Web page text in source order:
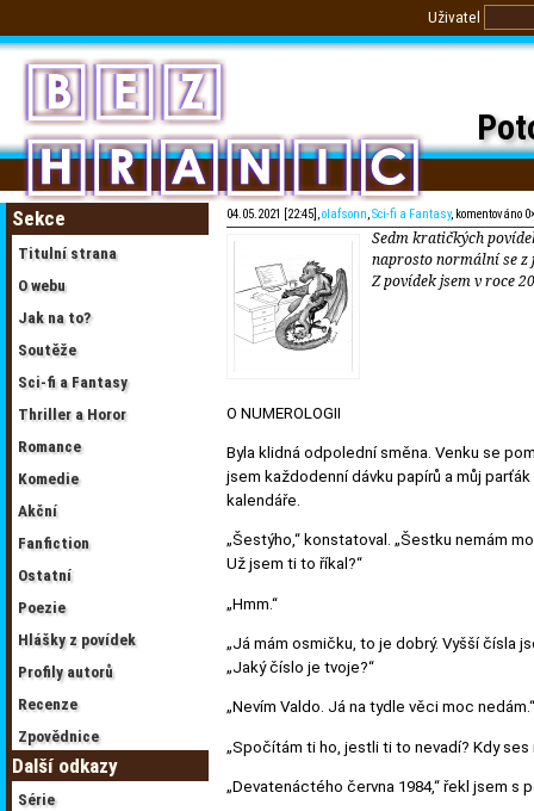
Uživatel
Sekce
Titulní strana
O webu
Jak na to?
Soutěže
Sci-fi a Fantasy
Thriller a Horor
Romance
Komedie
Akční
Fanfiction
Ostatní
Poezie
Hlášky z povídek
Profily autorů
Recenze
Zpovědnice
Další odkazy
Série
04.05.2021 [22:45],olafsonn,Sci-fi a Fantasy, komentováno
Sedm kratičkých
naprosto normální se z
Z povídek jsem v roce
O NUMEROLOGII
Byla klidná odpolední směna. Venku se
jsem každodenní dávku papírů a můj
kalendáře.
„Šestýho,“ konstatoval. „Šestku nemám
Už jsem ti to říkal?“
„Hmm.“
„Já mám osmičku, to je dobrý. Vyšší čísla
„Jaký číslo je tvoje?“
„Nevím Valdo. Já na tydle věci moc nedám.“
„Spočítám ti ho, jestli ti to nevadí? Kdy ses
„Devatenáctého června 1984,“ řekl jsem s